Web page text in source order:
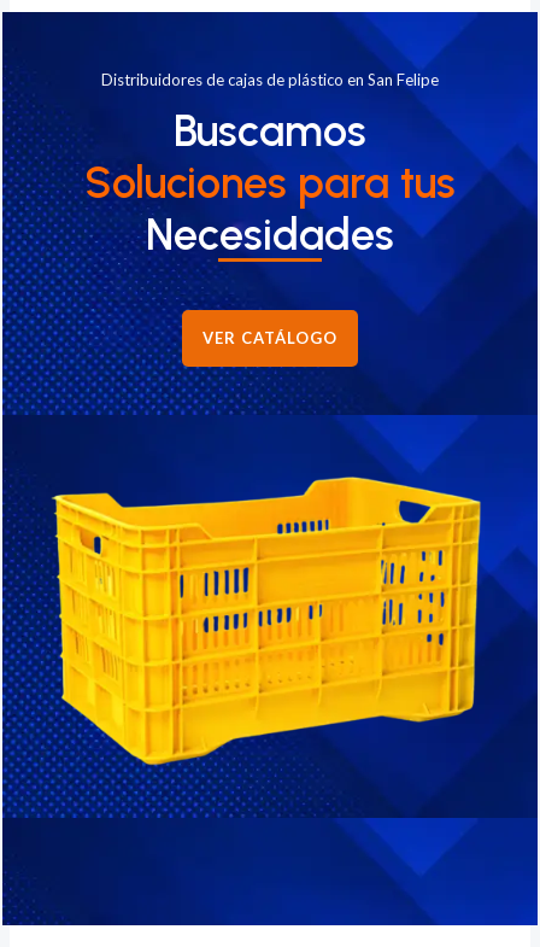
Distribuidores de cajas de plástico en San Felipe
Buscamos
Soluciones para tus
Necesidades
VER CATÁLOGO